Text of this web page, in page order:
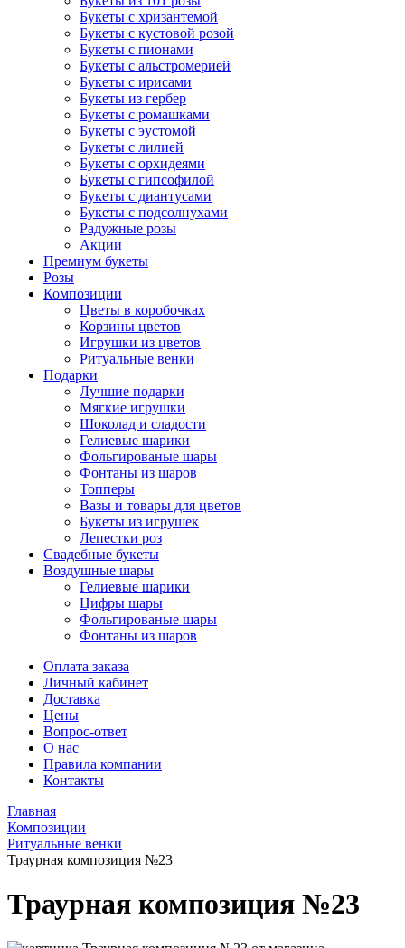
Букеты с хризантемой
Букеты с кустовой розой
Букеты с пионами
Букеты с альстромерией
Букеты с ирисами
Букеты из гербер
Букеты с ромашками
Букеты с эустомой
Букеты с лилией
Букеты с орхидеями
Букеты с гипсофилой
Букеты с диантусами
Букеты с подсолнухами
Радужные розы
Акции
Премиум букеты
Розы
Композиции
Цветы в коробочках
Корзины цветов
Игрушки из цветов
Ритуальные венки
Подарки
Лучшие подарки
Мягкие игрушки
Шоколад и сладости
Гелиевые шарики
Фольгированые шары
Фонтаны из шаров
Топперы
Вазы и товары для цветов
Букеты из игрушек
Лепестки роз
Свадебные букеты
Воздушные шары
Гелиевые шарики
Цифры шары
Фольгированые шары
Фонтаны из шаров
Оплата заказа
Личный кабинет
Доставка
Цены
Вопрос-ответ
О нас
Правила компании
Контакты
Главная
Композиции
Ритуальные венки
Траурная композиция №23
Траурная композиция №23